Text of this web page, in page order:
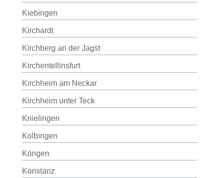
Kiebingen
Kirchardt
Kirchberg an der Jagst
Kirchentellinsfurt
Kirchheim am Neckar
Kirchheim unter Teck
Knielingen
Kolbingen
Köngen
Konstanz